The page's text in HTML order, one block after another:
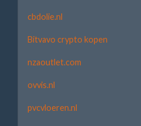
cbdolie.nl
Bitvavo crypto kopen
nzaoutlet.com
ovvis.nl
pvcvloeren.nl